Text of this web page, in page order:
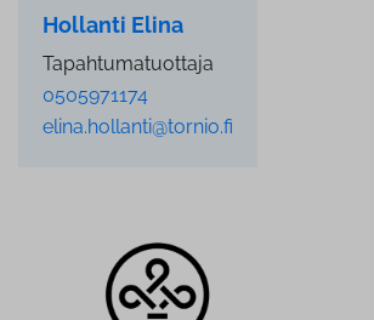
Hollanti Elina
Tapahtumatuottaja
0505971174
elina.hollanti@tornio.fi